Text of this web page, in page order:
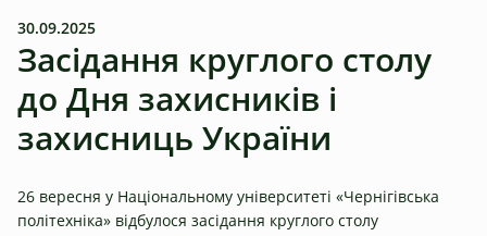
30.09.2025
Засідання круглого столу
до Дня захисників і
захисниць України
26 вересня у Національному університеті «Чернігівська
політехніка» відбулося засідання круглого столу